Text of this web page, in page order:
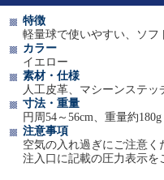
特徴
軽量球で使いやすい、ソフ
カラー
イエロー
素材・仕様
人工皮革、マシーンステッ
寸法・重量
円周54～56cm、重量約180g
注意事項
空気の入れ過ぎにご注意
注入口に記載の圧力表示を